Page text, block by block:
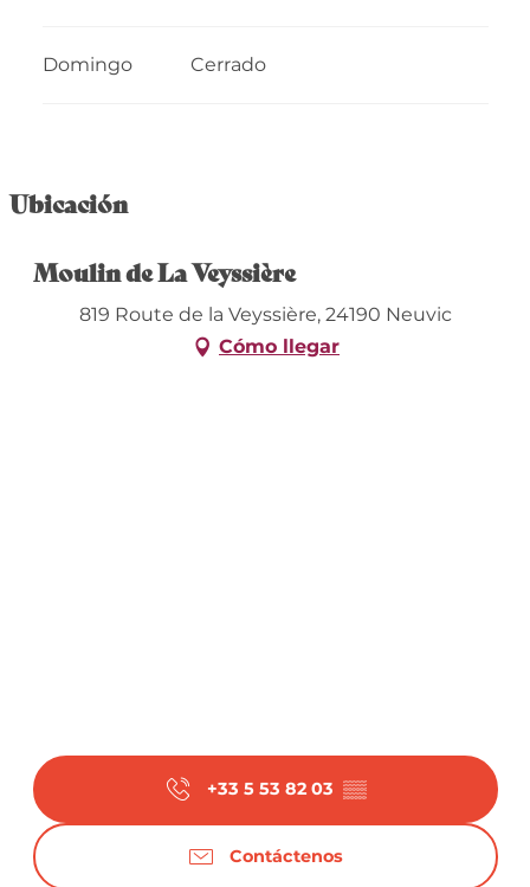
Domingo Cerrado
Ubicación
Moulin de La Veyssière
819 Route de la Veyssière, 24190 Neuvic
Cómo llegar
+33 5 53 82 03 ▒▒
Contáctenos